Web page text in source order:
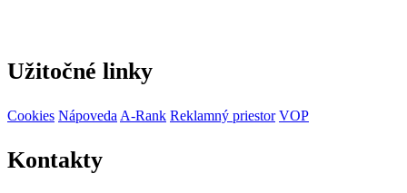
Užitočné linky
Cookies Nápoveda A-Rank Reklamný priestor VOP
Kontakty